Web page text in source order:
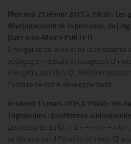
Mercredi 25 février 2015 à 19h30 : Les
développement de la personne, du Ling
(avec Jean-Marc EYSALLET)
Emergence de la vie et de la conscience
pédagogie médicale et la sagesse
énergétiques (JING, QI, SHEN) et
l’histoire de notre développement.
Vendredi 13 mars 2015 à 19h00 : Yin-
Trigrammes : (conférence audiovisuelle
Les mesures du Qi : « 2 » – « 5 » – « 8
se déroule sur différents rythmes.